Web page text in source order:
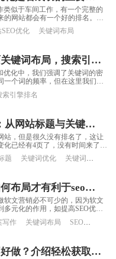
类似于车间工作，有一个完整的
网站都会有一个好的排名。这
优化的关键是要有良好的思
SEO优化 关键词布局
把握内容页面关键词布局，搜索引擎排名不在话下
优化中，我们强调了关键词的密
一个词的频率，但在这里我们建
地取代这部分内容，而不是关
索引擎排名
seo优化经验：从网站标题与关键词布局入手开始做前期优化
站，但是很久没有排名了，这让
已经有4页了，没有时间来了。
优化技术。在这里，优......
题 关键词优化 关键词布局
软文关键词如何布局才有利于seo优化？
软文营销必不可少的，因为软文
多元化的作用，如提高SEO优化
容，提高网站的知名度等。然
写作 关键词布局 SEO优化
关键词排名不好做？介绍轻松获取关键词排名的布局技巧